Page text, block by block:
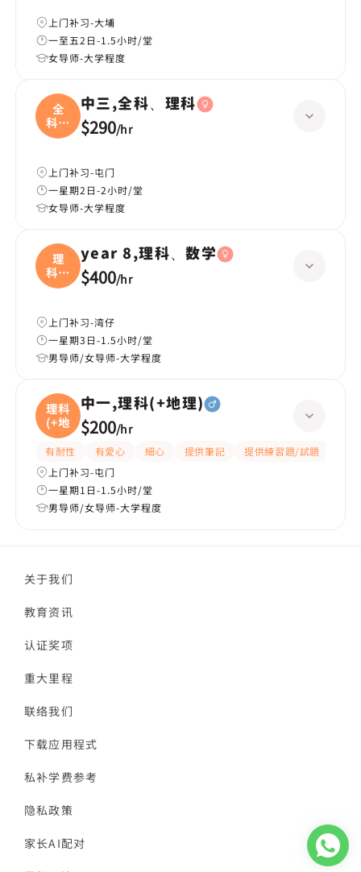
上门补习-大埔
一至五2日-1.5小时/堂
女导师-大学程度
全
科、
理科
中三,全科、理科
$290/hr
上门补习-屯门
一星期2日-2小时/堂
女导师-大学程度
理
科、
数学
year 8,理科、数学
$400/hr
上门补习-湾仔
一星期3日-1.5小时/堂
男导师/女导师-大学程度
理科
(+地
中一,理科(+地理)
$200/hr
有耐性 有愛心 細心 提供筆記 提供練習題/試題
上门补习-屯门
一星期1日-1.5小时/堂
男导师/女导师-大学程度
关于我们
教育资讯
认证奖项
重大里程
联络我们
下载应用程式
私补学费参考
隐私政策
家长AI配对